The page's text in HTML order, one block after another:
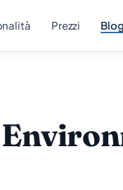
Prezzi Blog